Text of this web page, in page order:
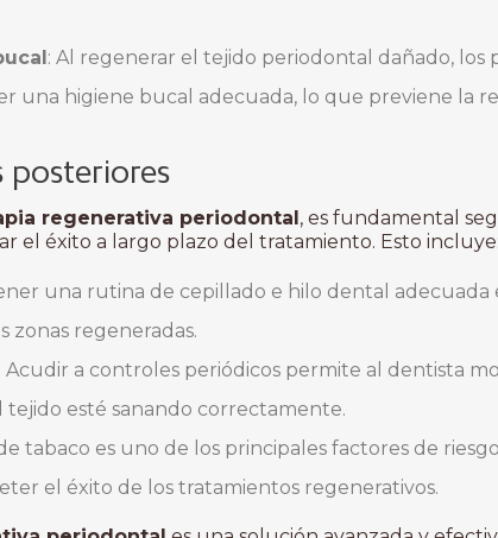
: Al regenerar el tejido periodontal dañado, los
una higiene bucal adecuada, lo que previene la
posteriores
regenerativa periodontal, es fundamental
el éxito a largo plazo del tratamiento. Esto incluye:
una rutina de cepillado e hilo dental adecuada
zonas regeneradas.
: Acudir a controles periódicos permite al dentista
tejido esté sanando correctamente.
tabaco es uno de los principales factores de
el éxito de los tratamientos regenerativos.